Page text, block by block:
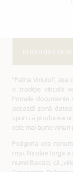
PODGORIA
“Patria Vinului”,
o tradiție viticolă
Primele
această zonă
spun că producea
cele mai bune
Podgoria era
roșii. Nicolae Iorga
numit Bacsici, că